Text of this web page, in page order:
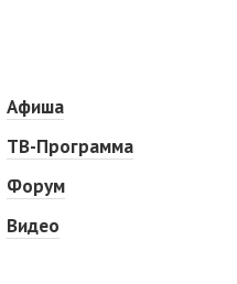
Афиша
ТВ-Программа
Форум
Видео